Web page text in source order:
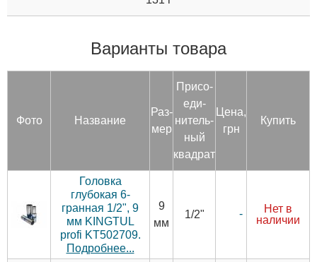
Варианты товара
Фото Название
Раз­
мер
При­со­
еди­
нитель­
ный
квад­рат
Цена,
грн
Купить
Головка
глубокая 6-
гранная 1/2", 9
мм KINGTUL
profi KT502709.
Подробнее...
9
мм
1/2" -
Нет в
наличии